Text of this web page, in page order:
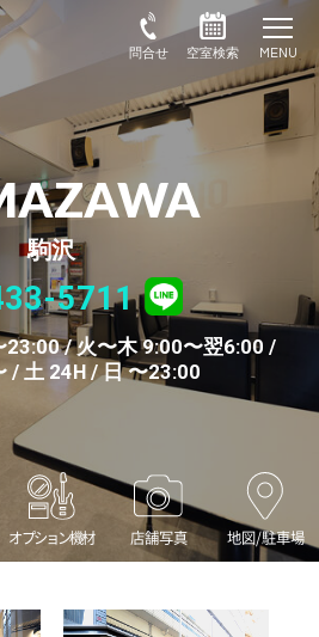
駒沢
5711
23:00 / 火〜木 9:00〜翌6:00 /
/ 土 24H / 日 〜23:00
オプション機材 店舗写真 地図/駐車場